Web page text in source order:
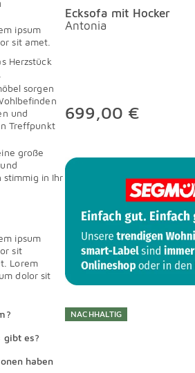
ipsum
sit amet.
Herzstück
sorgen
und
Treffpunkt
große
stimmig in Ihr
ipsum
sit
Lorem
dolor sit
gibt es?
haben
Ecksofa mit Hocker
Antonia
699,00 €
NACHHALTIG